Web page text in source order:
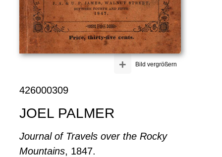
Bild vergrößern
+
426000309
JOEL PALMER
Journal of Travels over the Rocky
Mountains, 1847.